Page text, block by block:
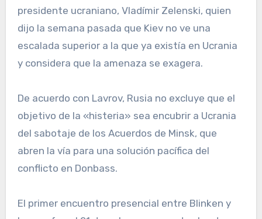
presidente ucraniano, Vladímir Zelenski, quien
dijo la semana pasada que Kiev no ve una
escalada superior a la que ya existía en Ucrania
y considera que la amenaza se exagera.
De acuerdo con Lavrov, Rusia no excluye que el
objetivo de la «histeria» sea encubrir a Ucrania
del sabotaje de los Acuerdos de Minsk, que
abren la vía para una solución pacífica del
conflicto en Donbass.
El primer encuentro presencial entre Blinken y